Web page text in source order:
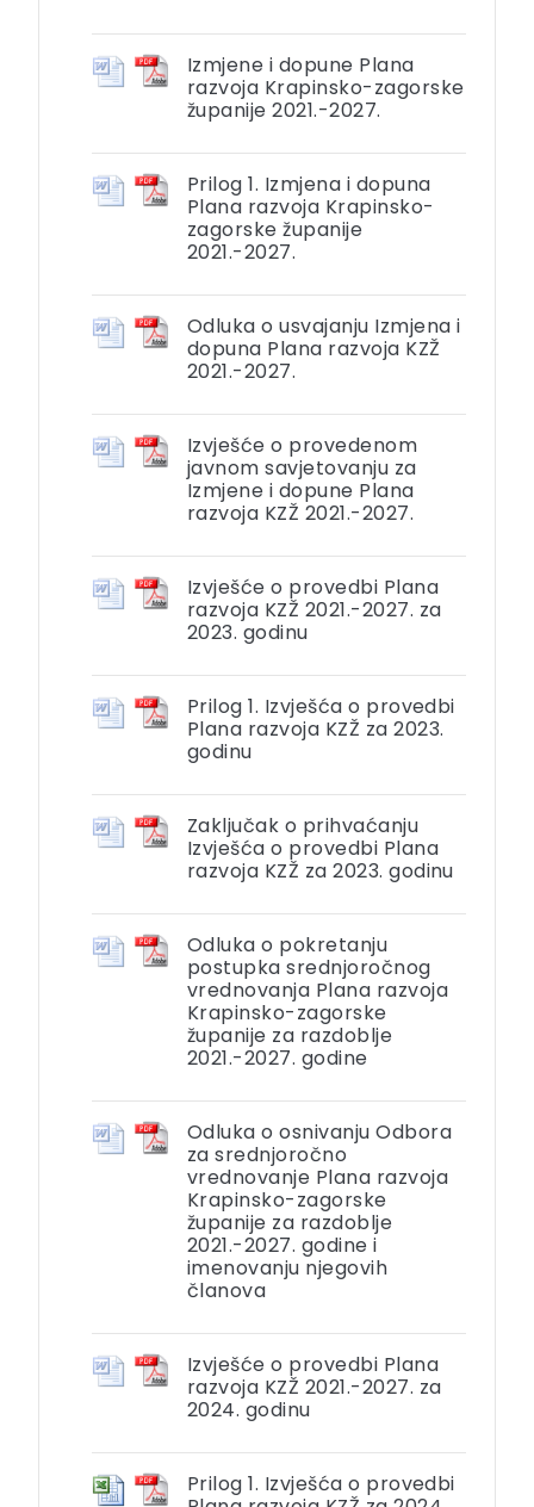
Izmjene i dopune Plana
razvoja Krapinsko-zagorske
županije 2021.-2027.
Prilog 1. Izmjena i dopuna
Plana razvoja Krapinsko-
zagorske županije
2021.-2027.
Odluka o usvajanju Izmjena i
dopuna Plana razvoja KZŽ
2021.-2027.
Izvješće o provedenom
javnom savjetovanju za
Izmjene i dopune Plana
razvoja KZŽ 2021.-2027.
Izvješće o provedbi Plana
razvoja KZŽ 2021.-2027. za
2023. godinu
Prilog 1. Izvješća o provedbi
Plana razvoja KZŽ za 2023.
godinu
Zaključak o prihvaćanju
Izvješća o provedbi Plana
razvoja KZŽ za 2023. godinu
Odluka o pokretanju
postupka srednjoročnog
vrednovanja Plana razvoja
Krapinsko-zagorske
županije za razdoblje
2021.-2027. godine
Odluka o osnivanju Odbora
za srednjoročno
vrednovanje Plana razvoja
Krapinsko-zagorske
županije za razdoblje
2021.-2027. godine i
imenovanju njegovih
članova
Izvješće o provedbi Plana
razvoja KZŽ 2021.-2027. za
2024. godinu
Prilog 1. Izvješća o provedbi